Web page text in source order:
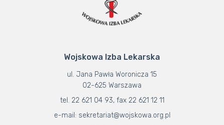
Wojskowa Izba Lekarska
ul. Jana Pawła Woronicza 15
02-625 Warszawa
tel. 22 621 04 93, fax 22 621 12 11
e-mail: sekretariat@wojskowa.org.pl